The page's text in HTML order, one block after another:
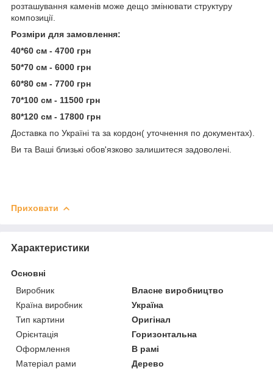
розташування каменів може дещо змінювати структуру
композиції.
Розміри для замовлення:
40*60 см - 4700 грн
50*70 см - 6000 грн
60*80 см - 7700 грн
70*100 см - 11500 грн
80*120 см - 17800 грн
Доставка по Україні та за кордон( уточнення по документах).
Ви та Ваші близькі обов'язково залишитеся задоволені.
Приховати
Характеристики
Основні
Виробник
Власне виробництво
Країна виробник
Україна
Тип картини
Оригінал
Орієнтація
Горизонтальна
Оформлення
В рамі
Матеріал рами
Дерево